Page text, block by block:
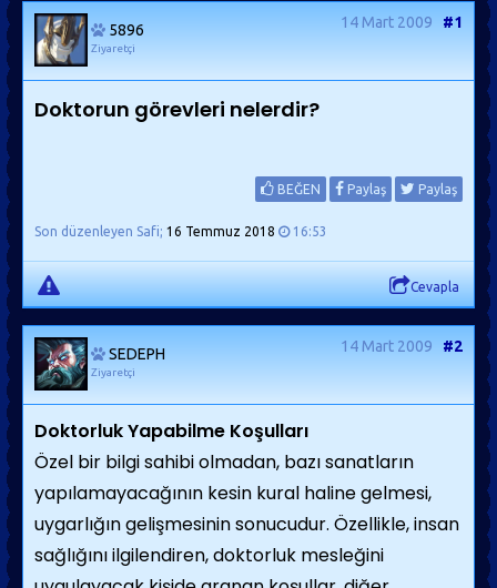
5896
Ziyaretçi
14 Mart 2009 #1
Doktorun görevleri nelerdir?
BEĞEN Paylaş Paylaş
Son düzenleyen Safi; 16 Temmuz 2018 16:53
Cevapla
SEDEPH
Ziyaretçi
14 Mart 2009 #2
Doktorluk Yapabilme Koşulları
Özel bir bilgi sahibi olmadan, bazı sanatların
yapılamayacağının kesin kural haline gelmesi,
uygarlığın gelişmesinin sonucudur. Özellikle, insan
sağlığını ilgilendiren, doktorluk mesleğini